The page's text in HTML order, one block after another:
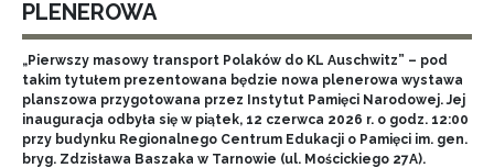
PLENEROWA
„Pierwszy masowy transport Polaków do KL Auschwitz” – pod
takim tytułem prezentowana będzie nowa plenerowa wystawa
planszowa przygotowana przez Instytut Pamięci Narodowej. Jej
inauguracja odbyła się w piątek, 12 czerwca 2026 r. o godz. 12:00
przy budynku Regionalnego Centrum Edukacji o Pamięci im. gen.
bryg. Zdzisława Baszaka w Tarnowie (ul. Mościckiego 27A).